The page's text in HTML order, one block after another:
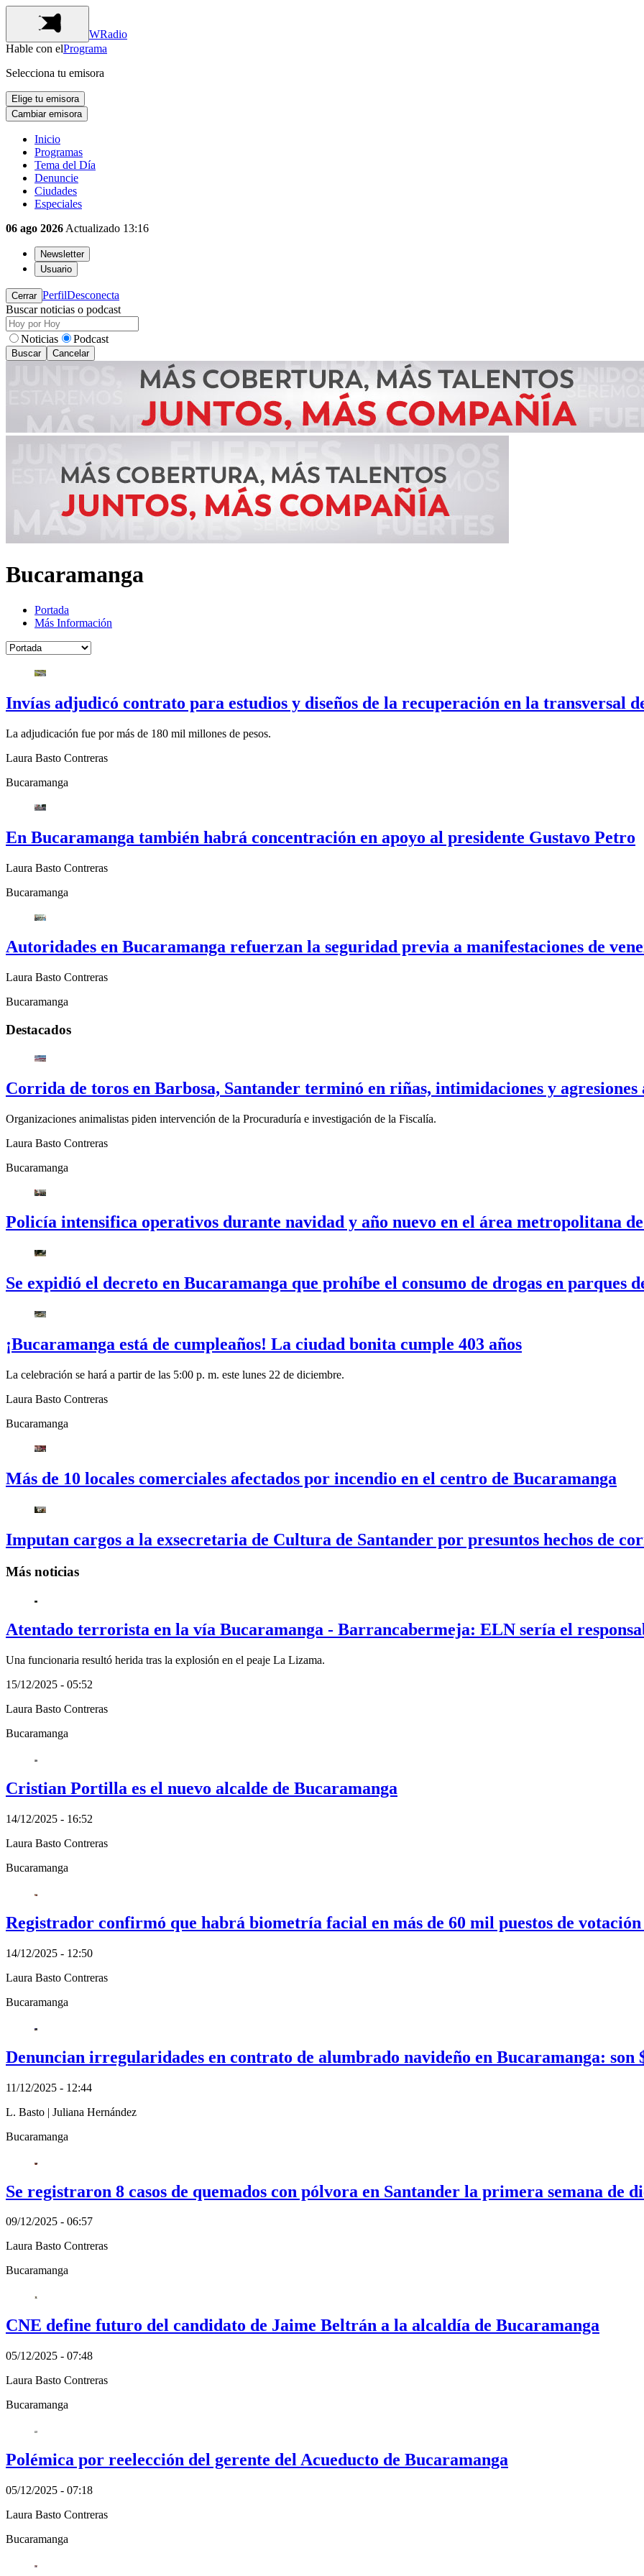
WRadio
Hable con elPrograma
Selecciona tu emisora
Elige tu emisora
Cambiar emisora
Inicio
Programas
Tema del Día
Denuncie
Ciudades
Especiales
06 ago 2026 Actualizado 13:16
Newsletter
Usuario
Cerrar PerfilDesconecta
Buscar noticias o podcast
Noticias Podcast
Buscar Cancelar
Bucaramanga
Portada
Más Información
Invías adjudicó contrato para estudios y diseños de la recuperación en la transversal
La adjudicación fue por más de 180 mil millones de pesos.
Laura Basto Contreras
Bucaramanga
En Bucaramanga también habrá concentración en apoyo al presidente Gustavo Petro
Laura Basto Contreras
Bucaramanga
Autoridades en Bucaramanga refuerzan la seguridad previa a manifestaciones de
Laura Basto Contreras
Bucaramanga
Destacados
Corrida de toros en Barbosa, Santander terminó en riñas, intimidaciones y agresiones
Organizaciones animalistas piden intervención de la Procuraduría e investigación de la Fiscalía.
Laura Basto Contreras
Bucaramanga
Policía intensifica operativos durante navidad y año nuevo en el área metropolitana
Se expidió el decreto en Bucaramanga que prohíbe el consumo de drogas en parques
¡Bucaramanga está de cumpleaños! La ciudad bonita cumple 403 años
La celebración se hará a partir de las 5:00 p. m. este lunes 22 de diciembre.
Laura Basto Contreras
Bucaramanga
Más de 10 locales comerciales afectados por incendio en el centro de Bucaramanga
Imputan cargos a la exsecretaria de Cultura de Santander por presuntos hechos de
Más noticias
Atentado terrorista en la vía Bucaramanga - Barrancabermeja: ELN sería el
Una funcionaria resultó herida tras la explosión en el peaje La Lizama.
15/12/2025 - 05:52
Laura Basto Contreras
Bucaramanga
Cristian Portilla es el nuevo alcalde de Bucaramanga
14/12/2025 - 16:52
Laura Basto Contreras
Bucaramanga
Registrador confirmó que habrá biometría facial en más de 60 mil puestos de votación
14/12/2025 - 12:50
Laura Basto Contreras
Bucaramanga
Denuncian irregularidades en contrato de alumbrado navideño en Bucaramanga: son
11/12/2025 - 12:44
L. Basto | Juliana Hernández
Bucaramanga
Se registraron 8 casos de quemados con pólvora en Santander la primera semana de
09/12/2025 - 06:57
Laura Basto Contreras
Bucaramanga
CNE define futuro del candidato de Jaime Beltrán a la alcaldía de Bucaramanga
05/12/2025 - 07:48
Laura Basto Contreras
Bucaramanga
Polémica por reelección del gerente del Acueducto de Bucaramanga
05/12/2025 - 07:18
Laura Basto Contreras
Bucaramanga